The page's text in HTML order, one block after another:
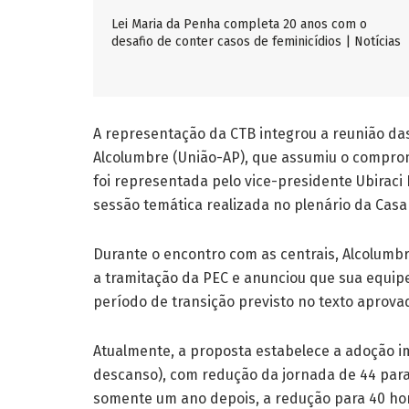
Lei Maria da Penha completa 20 anos com o
desafio de conter casos de feminicídios | Notícias
A representação da CTB integrou a reunião
Alcolumbre (União-AP), que assumiu o
foi representada pelo vice-presidente Ubiraci
sessão temática realizada no plenário da
Durante o encontro com as centrais,
a tramitação da PEC e anunciou que sua
período de transição previsto no texto
Atualmente, a proposta estabelece a adoção
descanso), com redução da jornada de 44
somente um ano depois, a redução para 40